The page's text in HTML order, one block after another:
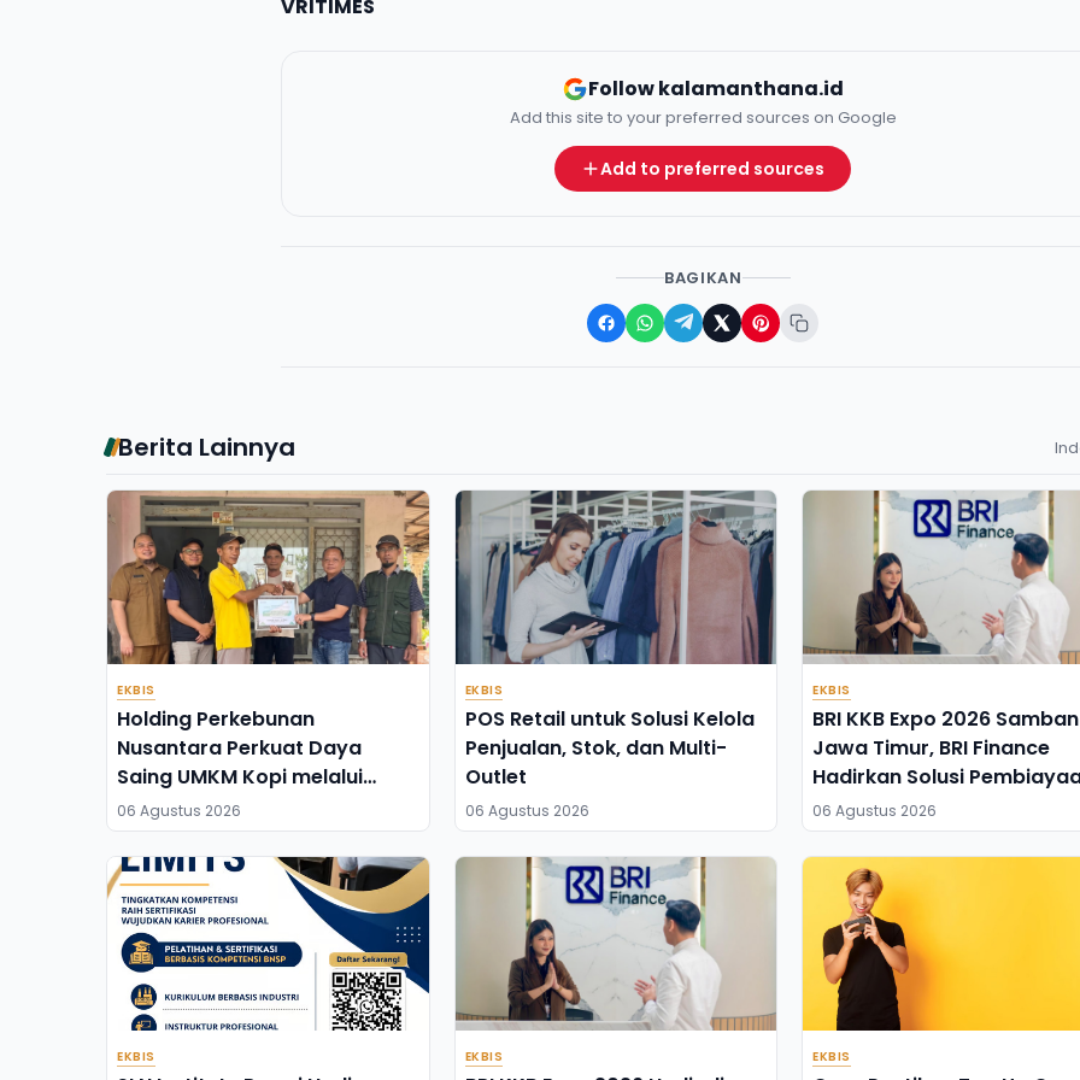
VRITIMES
Follow kalamanthana.id
Add this site to your preferred sources on Google
Add to preferred sources
BAGIKAN
Berita Lainnya
EKBIS
Holding Perkebunan
Nusantara Perkuat Daya
Saing UMKM Kopi melalui
Program TJSL PTPN I
06 Agustus 2026
EKBIS
POS Retail untuk Solusi Kelola
Penjualan, Stok, dan Multi-
Outlet
06 Agustus 2026
EKBIS
BRI KKB Expo 2026
Jawa Timur, BRI Finance
Hadirkan Solusi
Kendaraan
06 Agustus 2026
EKBIS EKBIS EKBIS